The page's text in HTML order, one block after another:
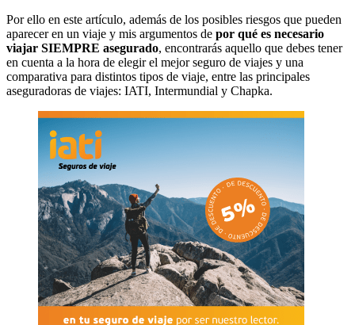
Por ello en este artículo, además de los posibles riesgos que pueden
aparecer en un viaje y mis argumentos de por qué es necesario
viajar SIEMPRE asegurado, encontrarás aquello que debes tener
en cuenta a la hora de elegir el mejor seguro de viajes y una
comparativa para distintos tipos de viaje, entre las principales
aseguradoras de viajes: IATI, Intermundial y Chapka.